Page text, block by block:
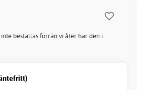
beställas förrän vi åter har den i